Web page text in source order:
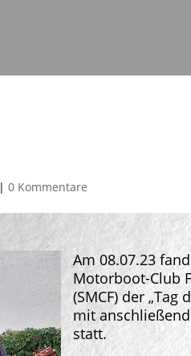
|0 Kommentare
Am 08.07.23
Motorboot-Club
(SMCF) der „Tag
mit
statt.